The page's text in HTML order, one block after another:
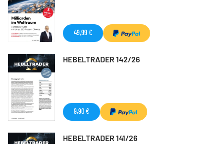
49,99 €
HEBELTRADER 142/26
9,90 €
HEBELTRADER 141/26